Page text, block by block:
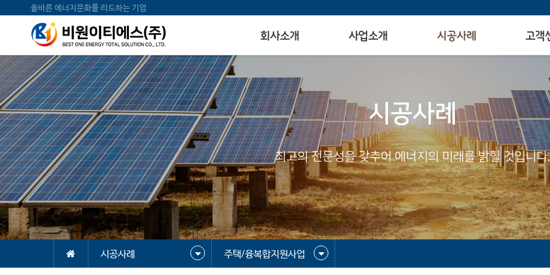
올바른 에너지문화를 리드하는 기업
회사소개 사업소개 시공사례 고객
시공사례
최고의 전문성을 갖추어 에너지의 미래를 밝힐 것입니다.
시공사례 주택/융복합지원사업